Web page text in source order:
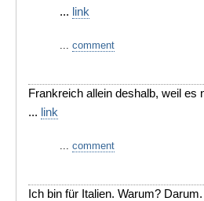
... link
... comment
Frankreich allein deshalb, weil es
... link
... comment
Ich bin für Italien. Warum? Darum.